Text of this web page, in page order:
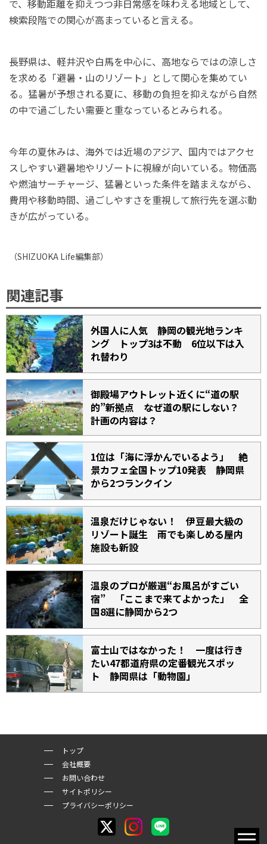
で、移動距離を抑えつつ非日常感を味わえる地域として、
検索段階での関心が高まっていると言える。
長野県は、軽井沢や白馬を中心に、高地ならではの涼しさ
を求める「避暑・山のリゾート」として関心を集めてい
る。猛暑が予想される夏に、移動の負担を抑えながら自然
の中で過ごしたい需要と重なっているとみられる。
今年の夏休みは、海外では近場のアジア、国内ではアクセ
スしやすい避暑地やリゾートに視線が向いている。物価高
や燃油サーチャージ、猛暑といった条件を踏まえながら、
費用や移動時間、過ごしやすさを重視して旅行先を選ぶ動
きが広がっている。
（SHIZUOKA Life編集部）
関連記事
外国人に人気 静岡の観光地ランキ
ング トップ3は不動 6位以下は入
れ替わり
御殿場アウトレット近くに“道の駅
的”新拠点 なぜ道の駅にしない？
計画の内容は？
1位は「海に浮かんでいるよう」 絶
景カフェ全国トップ10発表 静岡県
から2つランクイン
温泉だけじゃない！ 伊豆最大級の
リゾート誕生 雨でも楽しめる屋内
施設も新設
温泉のプロが厳選“お風呂がすごい
宿” 「ここまで来てよかった」 全
国8選に静岡から2つ
富士山ではなかった！ 一度は行き
たい47都道府県の定番観光スポッ
ト 静岡県は「動物園」
トップ
会社概要
お問い合わせ
サイトポリシー
プライバシーポリシー